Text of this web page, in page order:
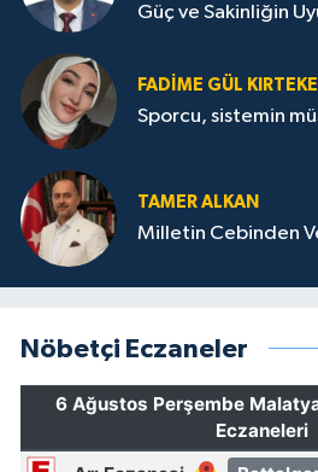
Güç ve Sakinliğin
FADIME GÜL KIRTEKE
Sporcu, sistemin
TAMER ALKAN
Milletin Cebinden
Nöbetçi Eczaneler